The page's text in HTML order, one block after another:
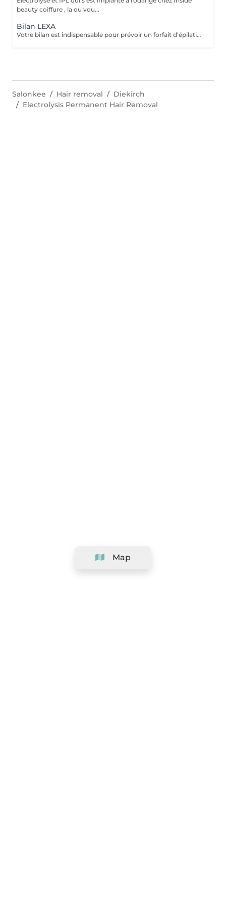
beauty coiffure , la ou vou...
Bilan LEXA
Votre bilan est indispensable pour prévoir un forfait d'épilation par Électrolyse. Il permettra de vous expliquer comment cela fonctionne ainsi de personnaliser votre forfait en fonction de vos besoins et de votre budget. L'électrolyse est une technique d'épilation définitive sur : Poils blancs,roux,noirs Peaux blanches,noires,métissées Zones tatouées Fin de protocoles IPL Duvets fins Zones hormonales femmes Votre bilan vous sera offert lors de la souscription d'un abonnement.
Map
Salonkee Hair removal
Diekirch
Electrolysis Permanent Hair Removal